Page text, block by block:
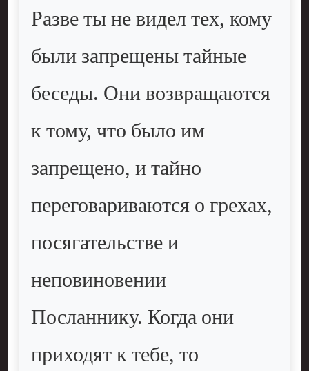
Разве ты не видел тех, кому
были запрещены тайные
беседы. Они возвращаются
к тому, что было им
запрещено, и тайно
переговариваются о грехах,
посягательстве и
неповиновении
Посланнику. Когда они
приходят к тебе, то